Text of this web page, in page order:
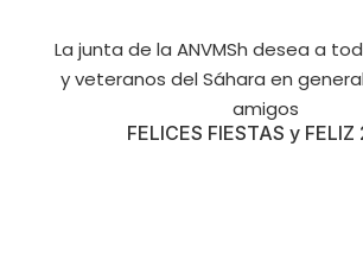
La junta de la ANVMSh desea a
y veteranos del Sáhara en
amigos
FELICES FIESTAS y FELIZ